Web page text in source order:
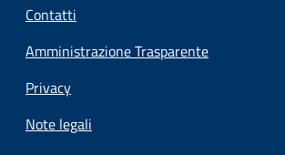
Contatti
Amministrazione Trasparente
Privacy
Note legali